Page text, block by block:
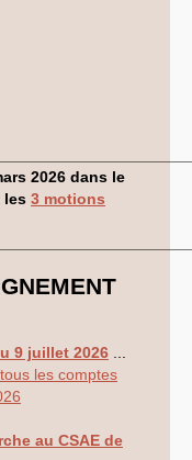
2026 dans le
les 3 motions
9 juillet 2026
tous les comptes
au CSAE de